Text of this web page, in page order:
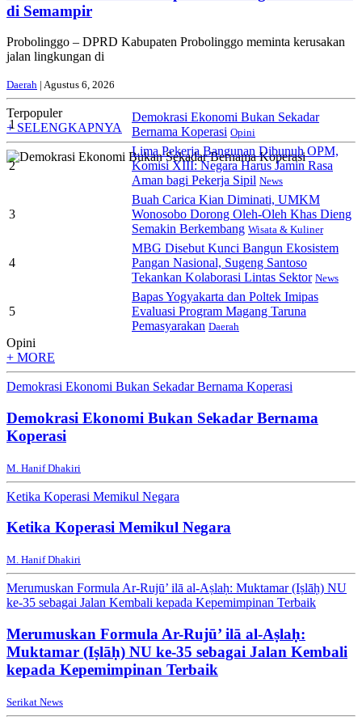
di Semampir
Probolinggo – DPRD Kabupaten Probolinggo meminta kerusakan
jalan lingkungan di
Daerah | Agustus 6, 2026
Terpopuler
+ SELENGKAPNYA
1
Demokrasi Ekonomi Bukan Sekadar
Bernama Koperasi Opini
2
Lima Pekerja Bangunan Dibunuh OPM,
Komisi XIII: Negara Harus Jamin Rasa
Aman bagi Pekerja Sipil News
3
Buah Carica Kian Diminati, UMKM
Wonosobo Dorong Oleh-Oleh Khas Dieng
Semakin Berkembang Wisata & Kuliner
4
MBG Disebut Kunci Bangun Ekosistem
Pangan Nasional, Sugeng Santoso
Tekankan Kolaborasi Lintas Sektor News
5
Bapas Yogyakarta dan Poltek Imipas
Evaluasi Program Magang Taruna
Pemasyarakan Daerah
Opini
+ MORE
Demokrasi Ekonomi Bukan Sekadar Bernama Koperasi
Demokrasi Ekonomi Bukan Sekadar Bernama
Koperasi
M. Hanif Dhakiri
Ketika Koperasi Memikul Negara
Ketika Koperasi Memikul Negara
M. Hanif Dhakiri
Merumuskan Formula Ar-Rujū’ ilā al-Aṣlaḥ: Muktamar (Iṣlāḥ) NU
ke-35 sebagai Jalan Kembali kepada Kepemimpinan Terbaik
Merumuskan Formula Ar-Rujū’ ilā al-Aṣlaḥ:
Muktamar (Iṣlāḥ) NU ke-35 sebagai Jalan Kembali
kepada Kepemimpinan Terbaik
Serikat News